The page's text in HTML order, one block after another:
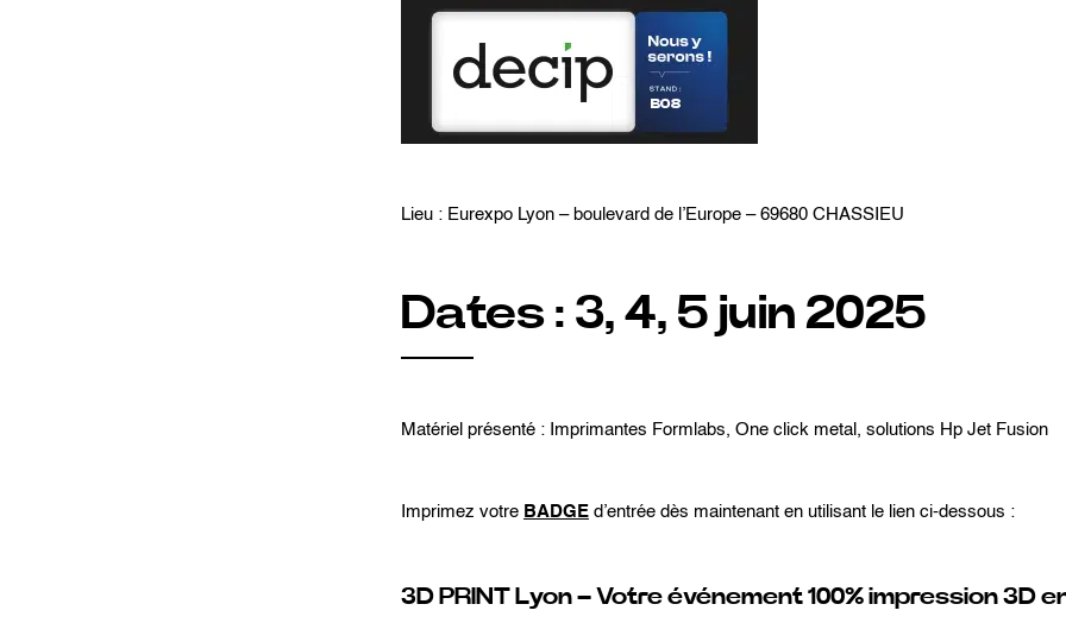
Lieu : Eurexpo Lyon – boulevard de l’Europe – 69680 CHASSIEU
Dates : 3, 4, 5 juin 2025
Matériel présenté : Imprimantes Formlabs, One click metal, solutions Hp Jet Fusion
Imprimez votre BADGE d’entrée dès maintenant en utilisant le lien ci-dessous :
3D PRINT Lyon – Votre événement 100% impression 3D